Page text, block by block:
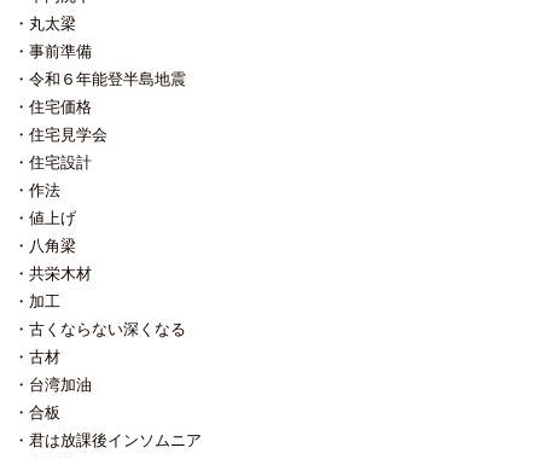
ります。 樹種は関係ないです。
100％変色します。 住宅で例え
ば外壁や木の塀に使うとしたら お
値段が高い順に セコイアレッドウ
ッド＞米杉＞桧＝唐松＞杉 等が一
般的かと思いますが、いずれも赤
身限定です。 （個人的経験則では
セコイアの白太は他の樹種より長
持ちする気がします） 丸太の中心
付近を赤味、樹皮に近い色が白い
部分を白太（しらた）と呼びま
す。 ↓樹芯に近い少し色が濃い部
分を赤味、樹皮に近い白っぽい部
分を白太と呼びます。 どんな木を
に耐性はありません。赤身と白太
では恐らく倍半分以上に耐久性は
違います。 逆に上にあげた樹種の
赤身のみを揃えられれば、もしか
したら塗装などせずに そのまんま
外壁として使っても驚異的な耐久
す。 メンテナンスフリー なん
てあり得ないと言う事を頭におい
て メンテナンス周期を出来るだけ
長くし、メンテナンスコストを抑
える事が肝要です。 今回はガル
バ外壁のお話でしたが 次回は木の
外壁と塗り壁についてボクなりの
考えをお伝えしたいと思います。
丸太梁
事前準備
令和６年能登半島地震
住宅価格
住宅見学会
住宅設計
作法
値上げ
八角梁
共栄木材
加工
古くならない深くなる
古材
台湾加油
合板
君は放課後インソムニア